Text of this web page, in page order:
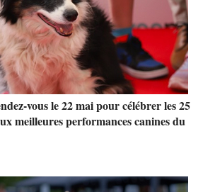
vous le 22 mai pour célébrer les 25
meilleures performances canines du